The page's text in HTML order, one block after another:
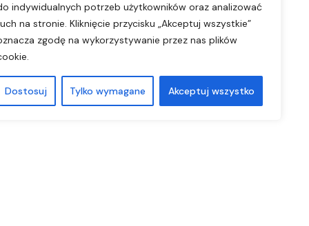
indywidualnych potrzeb użytkowników oraz analizować
na stronie. Kliknięcie przycisku „Akceptuj wszystkie”
zgodę na wykorzystywanie przez nas plików
Dostosuj Tylko wymagane Akceptuj wszystko